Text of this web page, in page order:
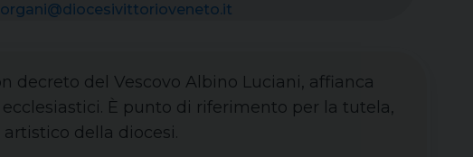
organi@diocesivittorioveneto.it
decreto del Vescovo Albino Luciani, affianca
È punto di riferimento per la tutela,
della diocesi.